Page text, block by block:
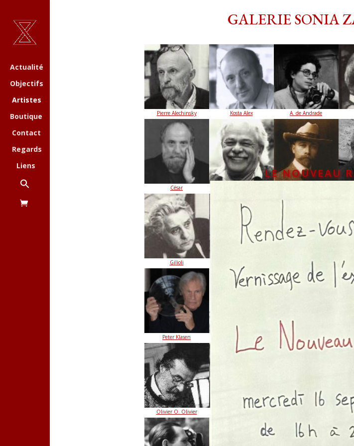
Actualité
Objectifs
Artistes
Boutique
Contact
Regards
Liens
GALERIE SONIA
Pierre Alechinsky Kosta Alex A. de Andrade
César
Gilioli Béatrice Helg
Peter Klasen Piotr Kowalski Marc Le Mené
Olivier O. Olivier
LE NOUVEAU